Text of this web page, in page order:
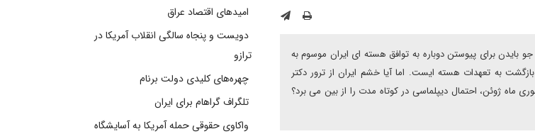
بایدن برای پیوستن دوباره به توافق هسته ای ایران موسوم به
به تعهدات هسته ایست. اما آیا خشم ایران از ترور دکتر
ماه ژوئن، احتمال دیپلماسی در کوتاه مدت را از بین می برد؟
امیدهای اقتصاد عراق
دویست و پنجاه سالگی انقلاب آمریکا در
ترازو
چهره‌های کلیدی دولت برنام
تلگراف گراهام برای ایران
واکاوی حقوقی حمله آمریکا به آسایشگاه